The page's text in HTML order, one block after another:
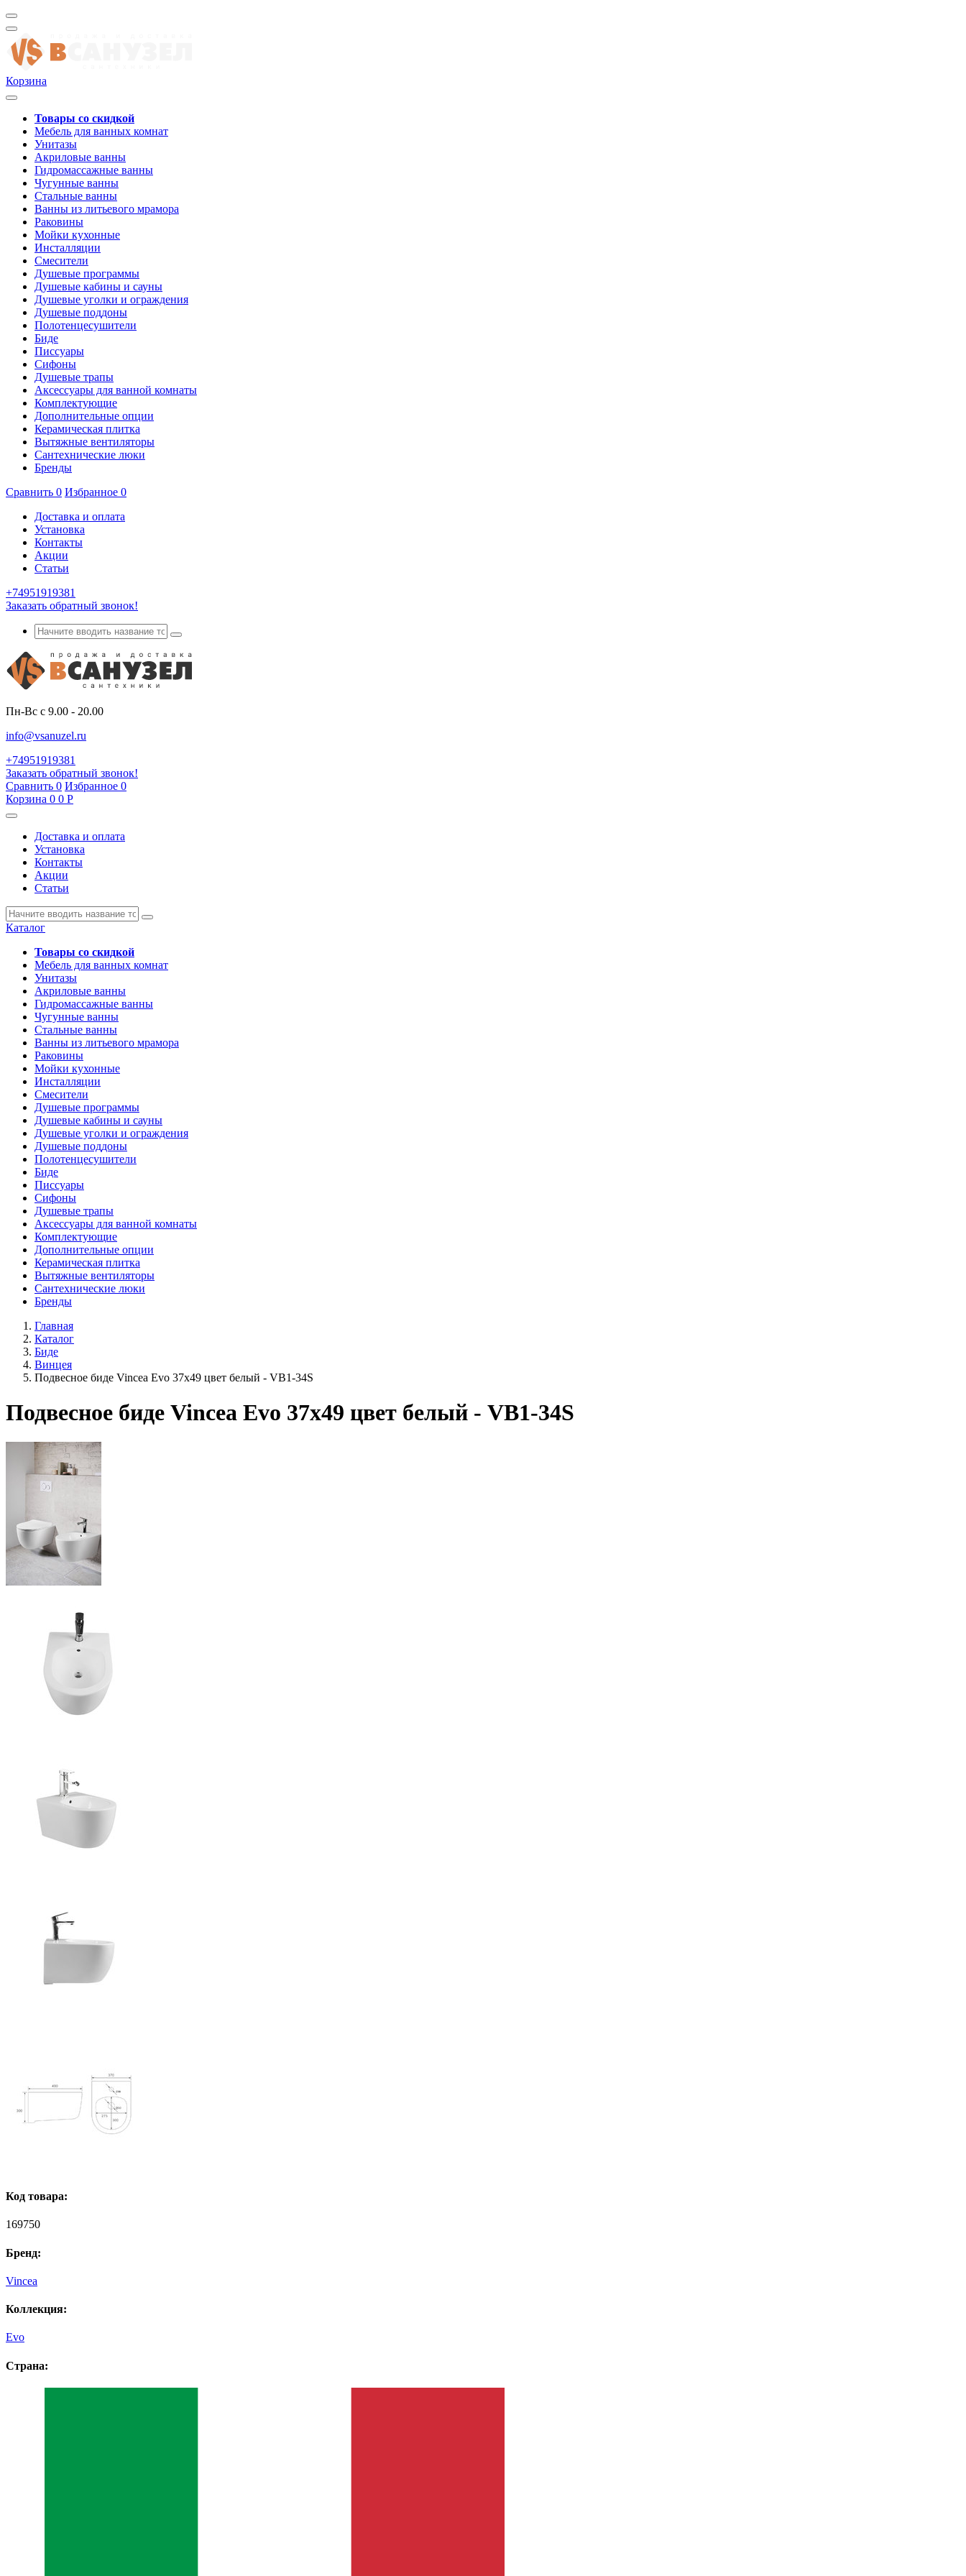
Корзина
Товары со скидкой
Мебель для ванных комнат
Унитазы
Акриловые ванны
Гидромассажные ванны
Чугунные ванны
Стальные ванны
Ванны из литьевого мрамора
Раковины
Мойки кухонные
Инсталляции
Смесители
Душевые программы
Душевые кабины и сауны
Душевые уголки и ограждения
Душевые поддоны
Полотенцесушители
Биде
Писсуары
Сифоны
Душевые трапы
Аксессуары для ванной комнаты
Комплектующие
Дополнительные опции
Керамическая плитка
Вытяжные вентиляторы
Сантехнические люки
Бренды
Сравнить 0 Избранное 0
Доставка и оплата
Установка
Контакты
Акции
Статьи
+74951919381
Заказать обратный звонок!
Пн-Вс с 9.00 - 20.00
info@vsanuzel.ru
+74951919381
Заказать обратный звонок!
Сравнить 0 Избранное 0
Корзина 0 0 Р
Доставка и оплата
Установка
Контакты
Акции
Статьи
Каталог
Товары со скидкой
Мебель для ванных комнат
Унитазы
Акриловые ванны
Гидромассажные ванны
Чугунные ванны
Стальные ванны
Ванны из литьевого мрамора
Раковины
Мойки кухонные
Инсталляции
Смесители
Душевые программы
Душевые кабины и сауны
Душевые уголки и ограждения
Душевые поддоны
Полотенцесушители
Биде
Писсуары
Сифоны
Душевые трапы
Аксессуары для ванной комнаты
Комплектующие
Дополнительные опции
Керамическая плитка
Вытяжные вентиляторы
Сантехнические люки
Бренды
Главная
Каталог
Биде
Винцея
Подвесное биде Vincea Evo 37x49 цвет белый - VB1-34S
Подвесное биде Vincea Evo 37x49 цвет белый - VB1-34S
Код товара:
169750
Бренд:
Vincea
Коллекция:
Evo
Страна: